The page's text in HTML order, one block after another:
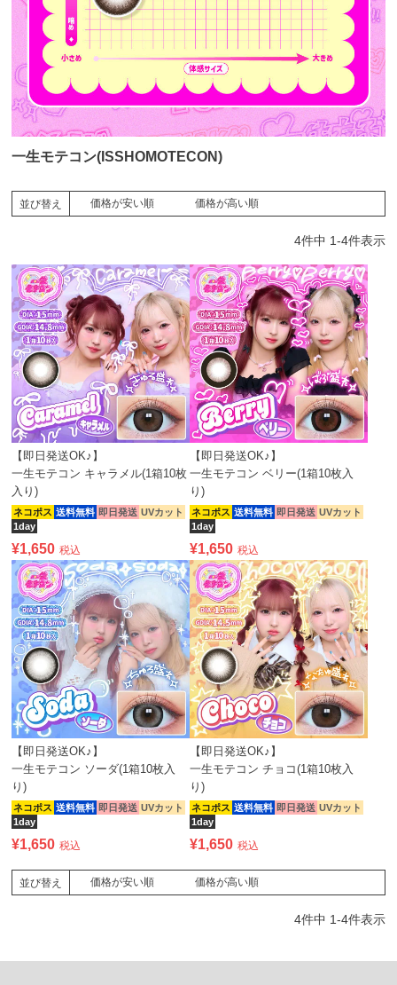
一生モテコン(ISSHOMOTECON)
並び替え 価格が安い順 価格が高い順
4件中 1-4件表示
【即日発送OK♪】
一生モテコン キャラメル(1箱10枚
入り)
ネコポス 送料無料 即日発送 UVカット
1day
¥1,650 税込
【即日発送OK♪】
一生モテコン ベリー(1箱10枚入
り)
ネコポス 送料無料 即日発送 UVカット
1day
¥1,650 税込
【即日発送OK♪】
一生モテコン ソーダ(1箱10枚入
り)
ネコポス 送料無料 即日発送 UVカット
1day
¥1,650 税込
【即日発送OK♪】
一生モテコン チョコ(1箱10枚入
り)
ネコポス 送料無料 即日発送 UVカット
1day
¥1,650 税込
並び替え 価格が安い順 価格が高い順
4件中 1-4件表示